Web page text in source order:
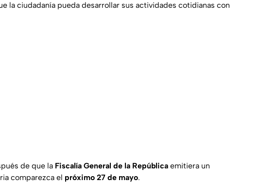
la ciudadanía pueda desarrollar sus actividades cotidianas con
de que la Fiscalía General de la República emitiera un
comparezca el próximo 27 de mayo.